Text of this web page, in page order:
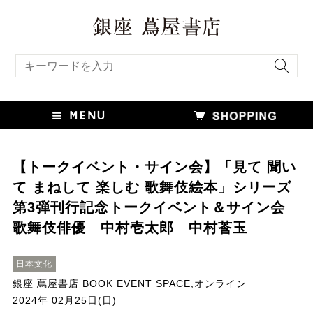
【トークイベント・サイン会】「見て 聞い
て まねして 楽しむ 歌舞伎絵本」シリーズ
第3弾刊行記念トークイベント＆サイン会
歌舞伎俳優 中村壱太郎 中村莟玉
日本文化
銀座 蔦屋書店 BOOK EVENT SPACE,オンライン
2024年 02月25日(日)